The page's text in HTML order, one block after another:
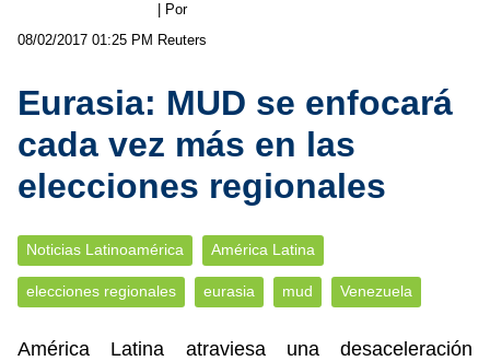
08/02/2017 01:25 PM
| Por
Reuters
Eurasia: MUD se enfocará
cada vez más en las
elecciones regionales
Noticias Latinoamérica América Latina
elecciones regionales eurasia mud Venezuela
América Latina atraviesa una desaceleración